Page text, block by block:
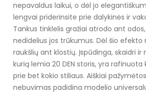
nepavaldus laikui, o dėl jo
lengvai priderinsite prie dalykinės ir
Tankus tinklelis gražiai atrodo ant
nedidelius jos trūkumus. Dėl šio efekto
raukšlių ant klostių. Įspūdinga, skaidri
kurią lemia 20 DEN storis, yra rafinuota
prie bet kokio stiliaus. Aiškiai
nebuvimas padidina modelio